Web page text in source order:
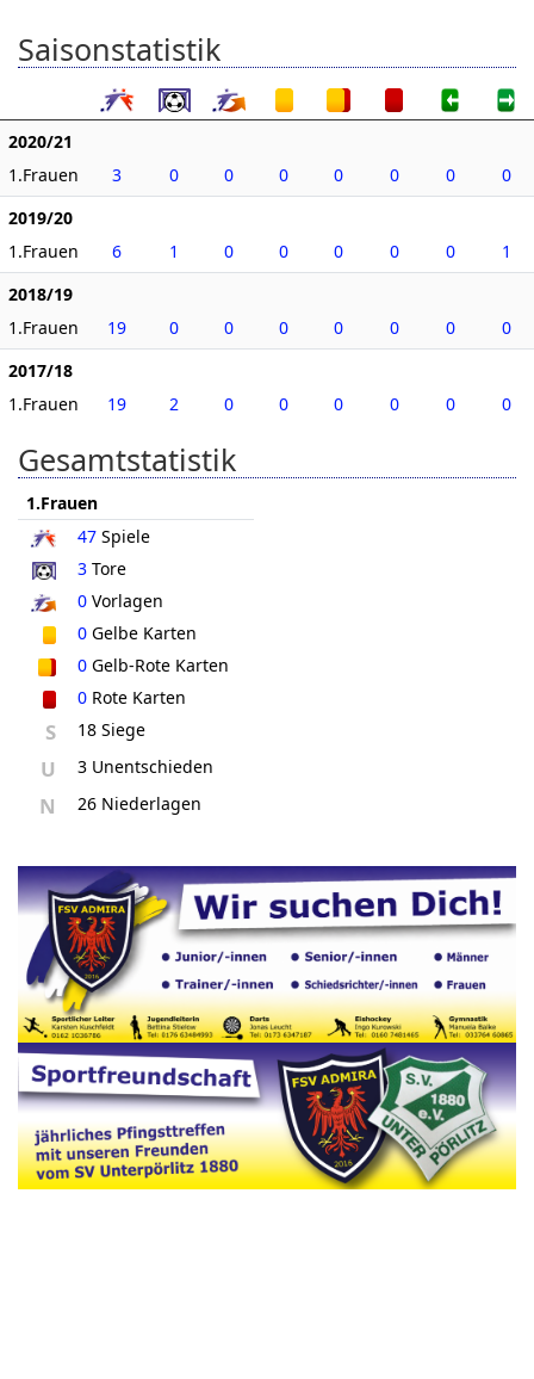
Saisonstatistik
2020/21
1.Frauen
3 0 0 0 0 0 0
0
2019/20
1.Frauen
6 1 0 0 0 0 0
1
2018/19
1.Frauen
19 0 0 0 0 0 0
0
2017/18
1.Frauen
19 2 0 0 0 0 0 0
Gesamtstatistik
1.Frauen
47 Spiele
3 Tore
0 Vorlagen
0 Gelbe Karten
0 Gelb-Rote Karten
0 Rote Karten
S 18 Siege
U 3 Unentschieden
N 26 Niederlagen